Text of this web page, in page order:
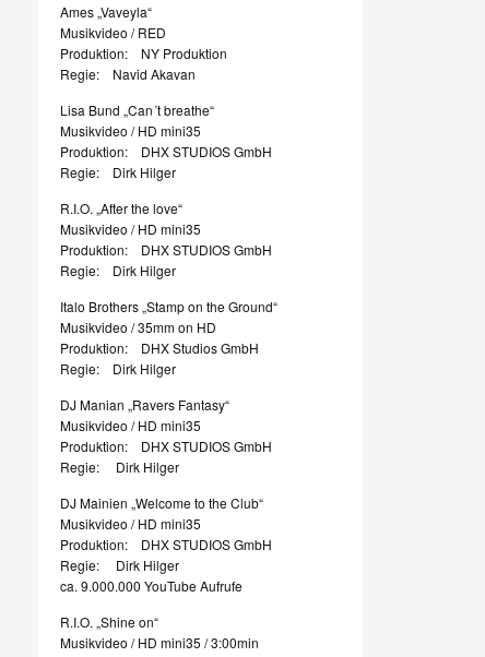
Ames „Vaveyla“
Musikvideo / RED
Produktion: NY Produktion
Regie: Navid Akavan
Lisa Bund „Can´t breathe“
Musikvideo / HD mini35
Produktion: DHX STUDIOS GmbH
Regie: Dirk Hilger
R.I.O. „After the love“
Musikvideo / HD mini35
Produktion: DHX STUDIOS GmbH
Regie: Dirk Hilger
Italo Brothers „Stamp on the Ground“
Musikvideo / 35mm on HD
Produktion: DHX Studios GmbH
Regie: Dirk Hilger
DJ Manian „Ravers Fantasy“
Musikvideo / HD mini35
Produktion: DHX STUDIOS GmbH
Regie: Dirk Hilger
DJ Mainien „Welcome to the Club“
Musikvideo / HD mini35
Produktion: DHX STUDIOS GmbH
Regie: Dirk Hilger
ca. 9.000.000 YouTube Aufrufe
R.I.O. „Shine on“
Musikvideo / HD mini35 / 3:00min